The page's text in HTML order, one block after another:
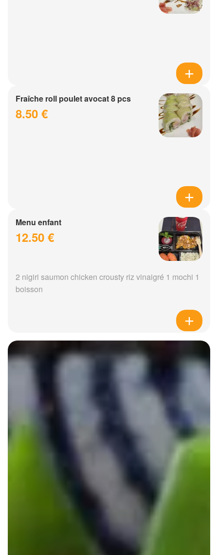
Fraîche roll poulet avocat 8 pcs
8.50 €
Menu enfant
12.50 €
2 nigiri saumon chicken crousty riz vinaigré 1 mochi 1
boisson